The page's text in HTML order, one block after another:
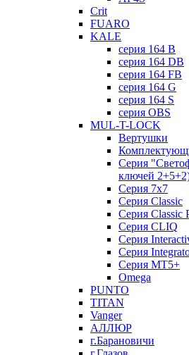
Crit
FUARO
KALE
серия 164 B
серия 164 DB
серия 164 FB
серия 164 G
серия 164 S
серия OBS
MUL-T-LOCK
Вертушки
Серия
ключей
Серия 7х7
Серия Classic
Серия Classic
Серия CLIQ
Серия
Серия
Серия MT5+
Omega
PUNTO
TITAN
Vanger
АЛЛЮР
г.Барановичи